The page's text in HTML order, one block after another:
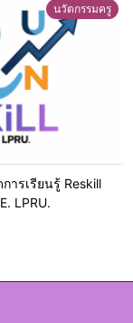
นวัตกรรมครู
ารเรียนรู้ Reskill
LPRU.